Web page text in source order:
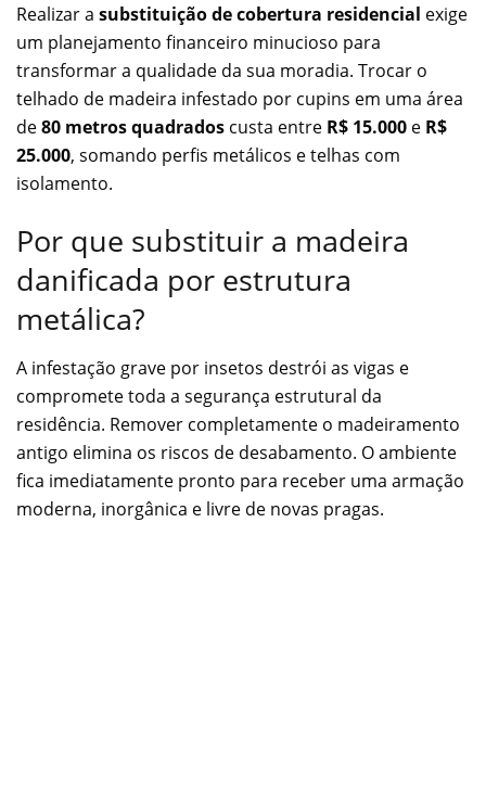
Realizar a substituição de cobertura residencial exige
um planejamento financeiro minucioso para
transformar a qualidade da sua moradia. Trocar o
telhado de madeira infestado por cupins em uma área
de80 metros quadrados custa entre R$ 15.000 e R$
25.000, somando perfis metálicos e telhas com
isolamento.
Por que substituir a madeira
danificada por estrutura
metálica?
A infestação grave por insetos destrói as vigas e
compromete toda a segurança estrutural da
residência. Remover completamente o madeiramento
antigo elimina os riscos de desabamento. O ambiente
fica imediatamente pronto para receber uma armação
moderna, inorgânica e livre de novas pragas.